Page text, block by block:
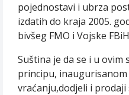
pojednostavi i ubrza
izdatih do kraja 2005.
bivšeg FMO i Vojske
Suština je da se i u
principu,
vraćanju,dodjeli i prodaji